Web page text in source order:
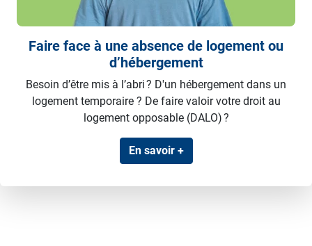
Faire face à une absence de logement ou
d’hébergement
Besoin d’être mis à l’abri ? D'un hébergement dans un
logement temporaire ? De faire valoir votre droit au
logement opposable (DALO) ?
En savoir +